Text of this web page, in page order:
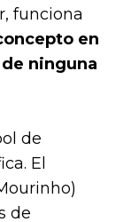
funciona
en
ninguna
de
El
de